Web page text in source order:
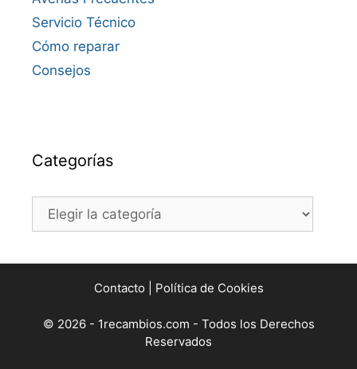
Servicio Técnico
Cómo reparar
Consejos
Categorías
Categorías
Contacto Política de Cookies
© 2026 - 1recambios.com - Todos los Derechos
Reservados